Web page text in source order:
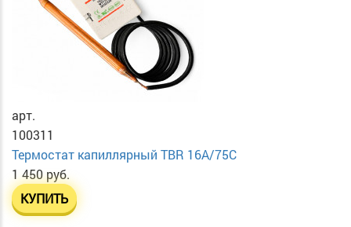
арт.
100311
Термостат капиллярный TBR 16A/75C
1 450 руб.
КУПИТЬ